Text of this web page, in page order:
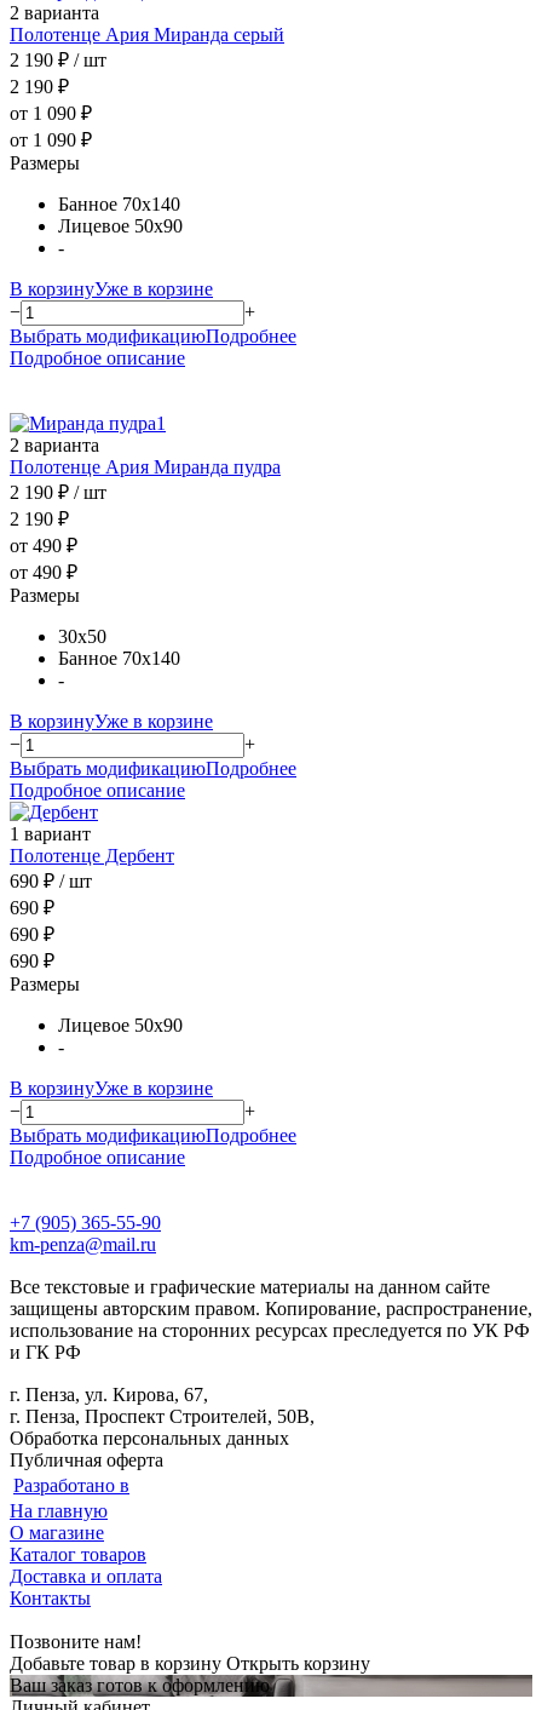
2 варианта
Полотенце Ария Миранда серый
2 190 ₽ / шт
2 190 ₽
от 1 090 ₽
от 1 090 ₽
Размеры
Банное 70х140
Лицевое 50х90
-
В корзинуУже в корзине
−
+
Выбрать модификациюПодробнее
Подробное описание
2 варианта
Полотенце Ария Миранда пудра
2 190 ₽ / шт
2 190 ₽
от 490 ₽
от 490 ₽
Размеры
30х50
Банное 70х140
-
В корзинуУже в корзине
−
+
Выбрать модификациюПодробнее
Подробное описание
1 вариант
Полотенце Дербент
690 ₽ / шт
690 ₽
690 ₽
690 ₽
Размеры
Лицевое 50х90
-
В корзинуУже в корзине
−
+
Выбрать модификациюПодробнее
Подробное описание
+7 (905) 365-55-90
km-penza@mail.ru
Все текстовые и графические материалы на данном сайте
защищены авторским правом. Копирование, распространение,
использование на сторонних ресурсах преследуется по УК РФ
и ГК РФ
г. Пенза, ул. Кирова, 67,
г. Пенза, Проспект Строителей, 50В,
Обработка персональных данных
Публичная оферта
Разработано в
На главную
О магазине
Каталог товаров
Доставка и оплата
Контакты
Позвоните нам!
Добавьте товар в корзину Открыть корзину
Ваш заказ готов к оформлению